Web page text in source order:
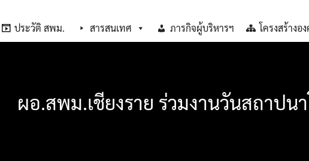
ประวัติ สพม. สารสนเทศ ภารกิจผู้บริหารฯ โครงสร้างอ
ผอ.สพม.เชียงราย ร่วมงานวันสถาปน